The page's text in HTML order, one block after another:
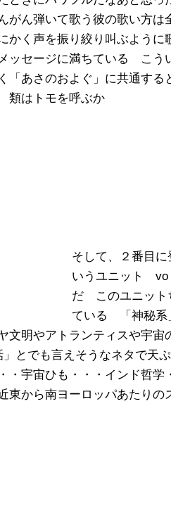
がん弾いて歌う彼の歌い方
かく声を振り絞り叫ぶよう
ッセージに満ちている こう
あさのおよぐ」に共通する
類はトモを呼ぶか
そして、２番目
いうユニット vo
だ このユニット
ている 「神秘系
文明やアトランティスや宇
とでも言えそうなネタで天
・宇宙ひも・・・インド哲学
東から南ヨーロッパあたり